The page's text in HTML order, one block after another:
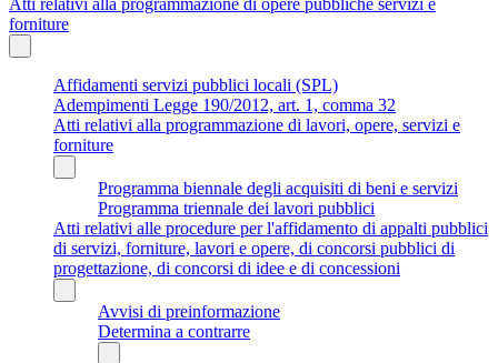
forniture
Affidamenti servizi pubblici locali (SPL)
Adempimenti Legge 190/2012, art. 1, comma 32
Atti relativi alla programmazione di lavori, opere, servizi e
forniture
Programma biennale degli acquisiti di beni e servizi
Programma triennale dei lavori pubblici
Atti relativi alle procedure per l'affidamento di appalti pubblici
di servizi, forniture, lavori e opere, di concorsi pubblici di
progettazione, di concorsi di idee e di concessioni
Avvisi di preinformazione
Determina a contrarre